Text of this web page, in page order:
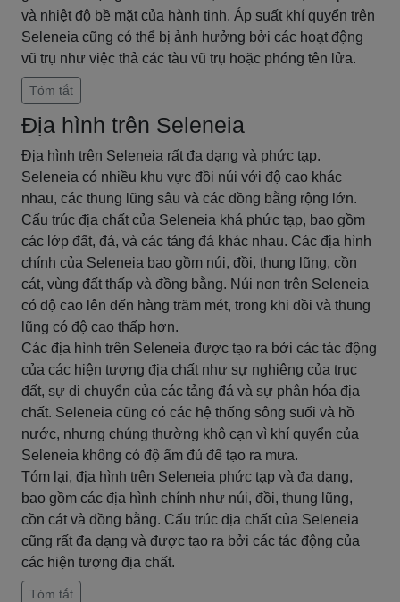
và nhiệt độ bề mặt của hành tinh. Áp suất khí quyển trên
Seleneia cũng có thể bị ảnh hưởng bởi các hoạt động
vũ trụ như việc thả các tàu vũ trụ hoặc phóng tên lửa.
Tóm tắt
Địa hình trên Seleneia
Địa hình trên Seleneia rất đa dạng và phức tạp.
Seleneia có nhiều khu vực đồi núi với độ cao khác
nhau, các thung lũng sâu và các đồng bằng rộng lớn.
Cấu trúc địa chất của Seleneia khá phức tạp, bao gồm
các lớp đất, đá, và các tảng đá khác nhau. Các địa hình
chính của Seleneia bao gồm núi, đồi, thung lũng, cồn
cát, vùng đất thấp và đồng bằng. Núi non trên Seleneia
có độ cao lên đến hàng trăm mét, trong khi đồi và thung
lũng có độ cao thấp hơn.
Các địa hình trên Seleneia được tạo ra bởi các tác động
của các hiện tượng địa chất như sự nghiêng của trục
đất, sự di chuyển của các tảng đá và sự phân hóa địa
chất. Seleneia cũng có các hệ thống sông suối và hồ
nước, nhưng chúng thường khô cạn vì khí quyển của
Seleneia không có độ ẩm đủ để tạo ra mưa.
Tóm lại, địa hình trên Seleneia phức tạp và đa dạng,
bao gồm các địa hình chính như núi, đồi, thung lũng,
cồn cát và đồng bằng. Cấu trúc địa chất của Seleneia
cũng rất đa dạng và được tạo ra bởi các tác động của
các hiện tượng địa chất.
Tóm tắt